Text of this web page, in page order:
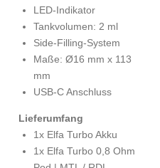
LED-Indikator
Tankvolumen: 2 ml
Side-Filling-System
Maße: Ø16 mm x 113
mm
USB-C Anschluss
Lieferumfang
1x Elfa Turbo Akku
1x Elfa Turbo 0,8 Ohm